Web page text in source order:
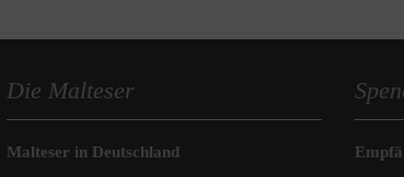
Die Malteser
Malteser in Deutschland